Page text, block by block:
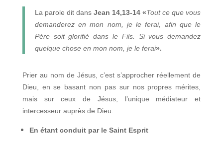
La parole dit dans Jean 14,13-14 «Tout ce que vous
demanderez en mon nom, je le ferai, afin que le
Père soit glorifié dans le Fils. Si vous demandez
quelque chose en mon nom, je le ferai».
Prier au nom de Jésus, c’est s’approcher réellement de
Dieu, en se basant non pas sur nos propres mérites,
mais sur ceux de Jésus, l’unique médiateur et
intercesseur auprès de Dieu.
En étant conduit par le Saint Esprit